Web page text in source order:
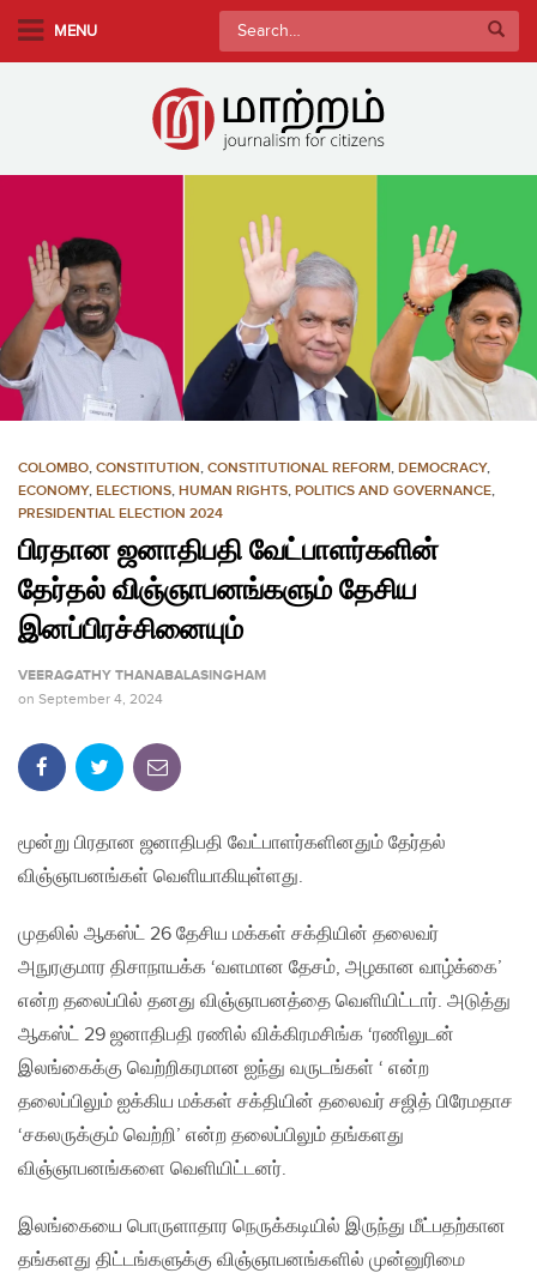
o
n
MENU
Search
for:
COLOMBO, CONSTITUTION, CONSTITUTIONAL REFORM, DEMOCRACY,
ECONOMY, ELECTIONS, HUMAN RIGHTS, POLITICS AND GOVERNANCE,
PRESIDENTIAL ELECTION 2024
பிரதான ஜனாதிபதி வேட்பாளர்களின்
தேர்தல் விஞ்ஞாபனங்களும் தேசிய
இனப்பிரச்சினையும்
VEERAGATHY THANABALASINGHAM
on September 4, 2024
மூன்று பிரதான ஜனாதிபதி வேட்பாளர்களினதும் தேர்தல்
விஞ்ஞாபனங்கள் வெளியாகியுள்ளது.
முதலில் ஆகஸ்ட் 26 தேசிய மக்கள் சக்தியின் தலைவர்
அநுரகுமார திசாநாயக்க ‘வளமான தேசம், அழகான வாழ்க்கை’
என்ற தலைப்பில் தனது விஞ்ஞாபனத்தை வெளியிட்டார். அடுத்து
ஆகஸ்ட் 29 ஜனாதிபதி ரணில் விக்கிரமசிங்க ‘ரணிலுடன்
இலங்கைக்கு வெற்றிகரமான ஐந்து வருடங்கள் ‘ என்ற
தலைப்பிலும் ஐக்கிய மக்கள் சக்தியின் தலைவர் சஜித் பிரேமதாச
‘சகலருக்கும் வெற்றி’ என்ற தலைப்பிலும் தங்களது
விஞ்ஞாபனங்களை வெளியிட்டனர்.
இலங்கையை பொருளாதார நெருக்கடியில் இருந்து மீட்பதற்கான
தங்களது திட்டங்களுக்கு விஞ்ஞாபனங்களில் முன்னுரிமை